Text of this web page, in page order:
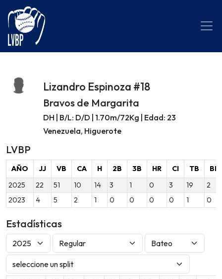
Lizandro Espinoza #18
Bravos de Margarita
DH | B/L: D/D | 1.70m/72Kg | Edad: 23
Venezuela, Higuerote
LVBP
AÑO JJ VB CA H 2B 3B HR CI TB
BB
2025
22 51 10 14 3 1 0 3 19
2
2023
4 5 2 1 0 0 0 0 1 0
Estadísticas